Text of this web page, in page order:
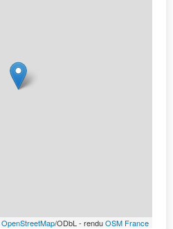
OpenStreetMap/ODbL - renduOSM France